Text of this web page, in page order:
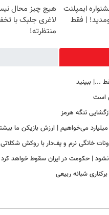
ایمپلنت
| فقط
هیچ چیز محال
لاغری جلبک با
منتظرته!
...|‌ ببینید
است
خانگی نرم و پف‌دار با روکش شکلاتی
نشود | حکومت در ایران سقوط خواهد کرد
شبانه ربیعی